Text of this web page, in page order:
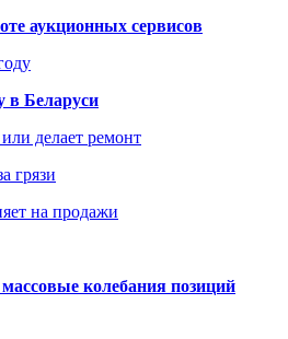
аукционных сервисов
в Беларуси
делает ремонт
грязи
на продажи
колебания позиций